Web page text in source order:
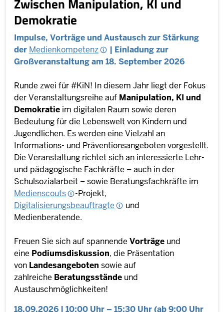
Zwischen Manipulation, KI und
Demokratie
Impulse, Vorträge und Austausch zur Stärkung
der Medienkompetenz
| Einladung zur
Großveranstaltung am 18. September 2026
Runde zwei für #KiN! In diesem Jahr liegt der Fokus
der Veranstaltungsreihe auf Manipulation, KI und
Demokratie im digitalen Raum sowie deren
Bedeutung für die Lebenswelt von Kindern und
Jugendlichen. Es werden eine Vielzahl an
Informations- und Präventionsangeboten vorgestellt.
Die Veranstaltung richtet sich an interessierte Lehr-
und pädagogische Fachkräfte – auch in der
Schulsozialarbeit – sowie Beratungsfachkräfte im
Medienscouts
-Projekt,
Digitalisierungsbeauftragte
und
Medienberatende.
Freuen Sie sich auf spannende Vorträge und
eine Podiumsdiskussion, die Präsentation
von Landesangeboten sowie auf
zahlreiche Beratungsstände und
Austauschmöglichkeiten!
18.09.2026 | 10:00 Uhr – 15:30 Uhr (ab 9:00 Uhr